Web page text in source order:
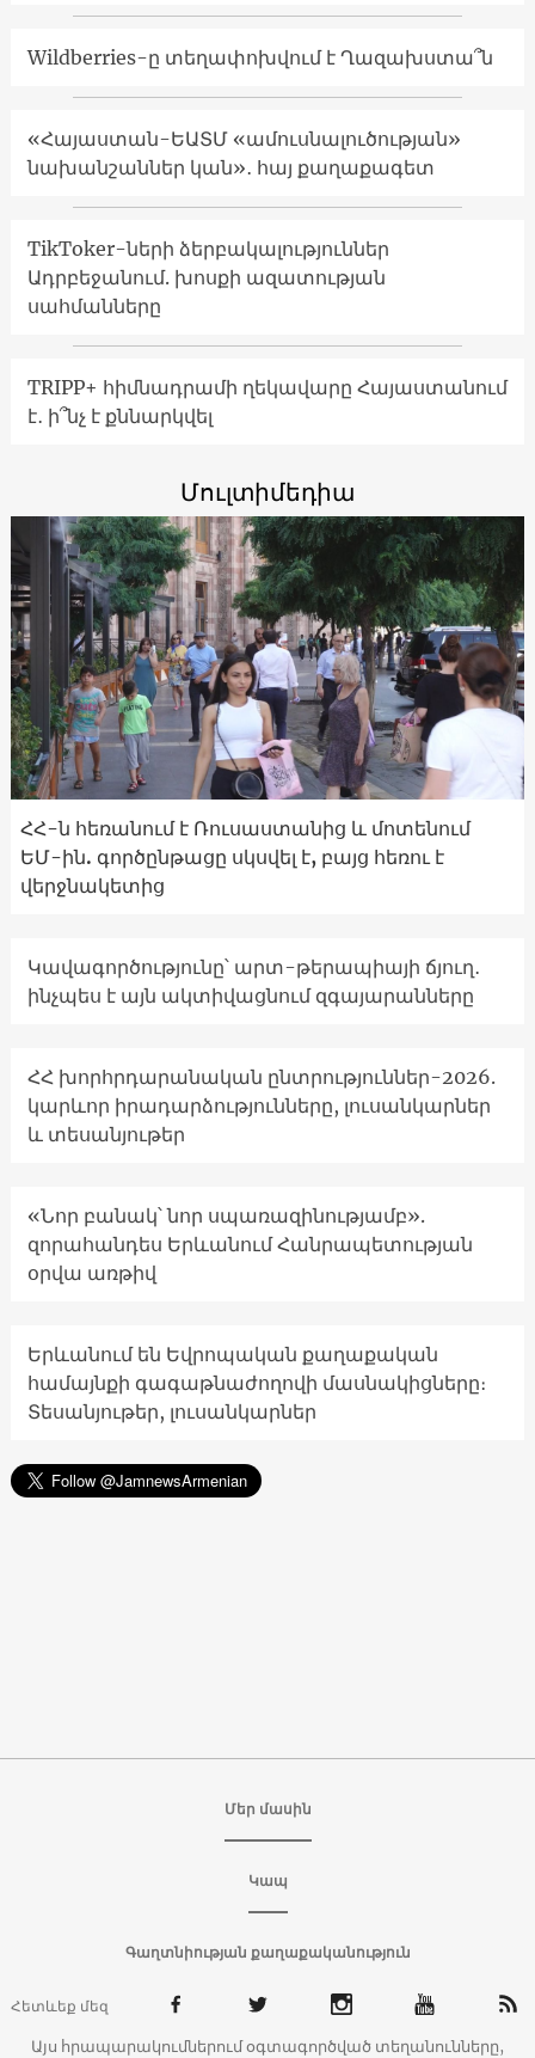
Wildberries-ը տեղափոխվում է Ղազախստա՞ն
«Հայաստան-ԵԱՏՄ «ամուսնալուծության»
նախանշաններ կան»․ հայ քաղաքագետ
TikToker-ների ձերբակալություններ
Ադրբեջանում. խոսքի ազատության
սահմանները
TRIPP+ հիմնադրամի ղեկավարը Հայաստանում
է․ ի՞նչ է քննարկվել
Մուլտիմեդիա
ՀՀ-ն հեռանում է Ռուսաստանից և մոտենում
ԵՄ-ին. գործընթացը սկսվել է, բայց հեռու է
վերջնակետից
Կավագործությունը՝ արտ-թերապիայի ճյուղ․
ինչպես է այն ակտիվացնում զգայարանները
ՀՀ խորհրդարանական ընտրություններ-2026.
կարևոր իրադարձությունները, լուսանկարներ
և տեսանյութեր
«Նոր բանակ՝ նոր սպառազինությամբ».
զորահանդես Երևանում Հանրապետության
օրվա առթիվ
Երևանում են Եվրոպական քաղաքական
համայնքի գագաթնաժողովի մասնակիցները։
Տեսանյութեր, լուսանկարներ
Մեր մասին
Կապ
Գաղտնիության քաղաքականություն
Հետևեք մեզ
Այս հրապարակումներում օգտագործված տեղանունները,